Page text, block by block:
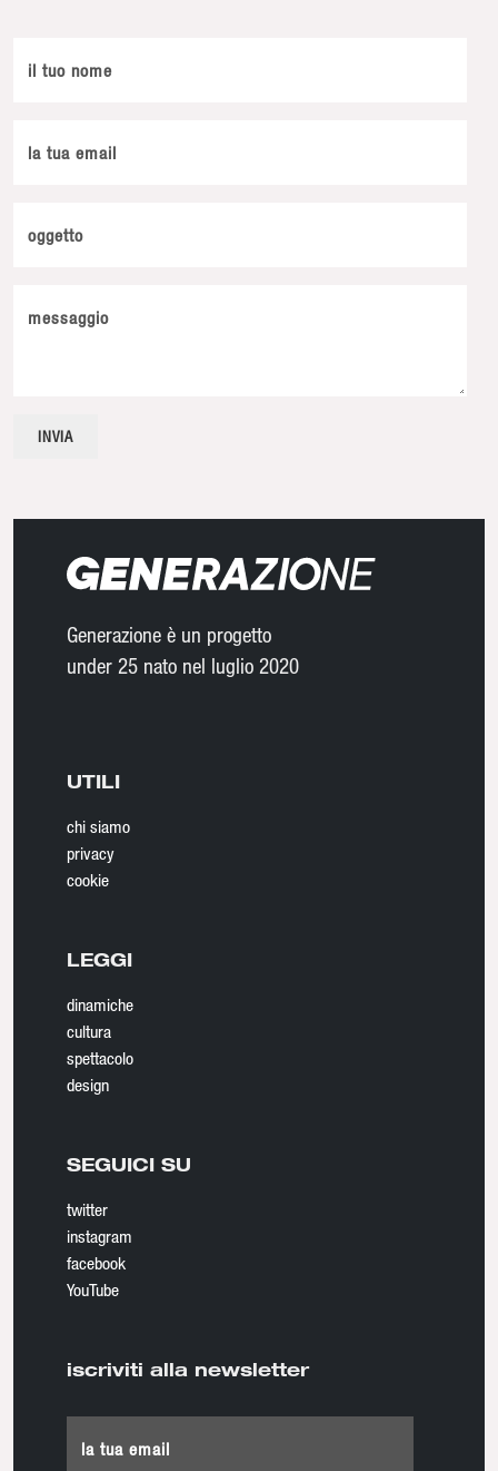
il tuo nome
la tua email
oggetto
messaggio
Generazione è un progetto
under 25 nato nel luglio 2020
UTILI
chi siamo
privacy
cookie
LEGGI
dinamiche
cultura
spettacolo
design
SEGUICI SU
twitter
instagram
facebook
YouTube
iscriviti alla newsletter
la tua email